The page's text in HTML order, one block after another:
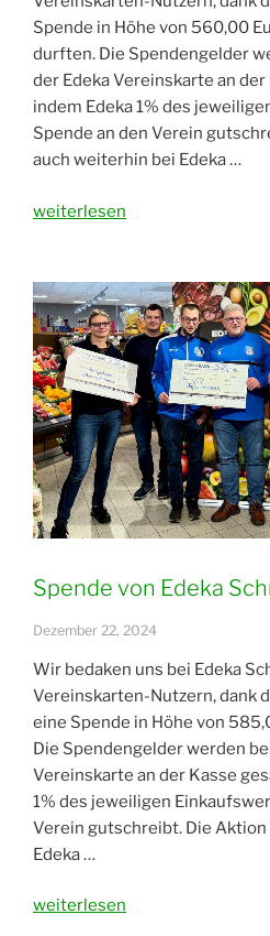
Spende in Höhe von 560,00
durften. Die Spendengelder
der Edeka Vereinskarte an
indem Edeka 1% des
Spende an den Verein
auch weiterhin bei Edeka …
„Spende
Schraml“
weiterlesen
Spende von Edeka
Dezember 22, 2024
Wir bedaken uns bei Edeka
Vereinskarten-Nutzern, dank
eine Spende in Höhe von
Die Spendengelder werden
Vereinskarte an der Kasse
1% des jeweiligen
Verein gutschreibt. Die
Edeka …
„Spende
weiterlesen